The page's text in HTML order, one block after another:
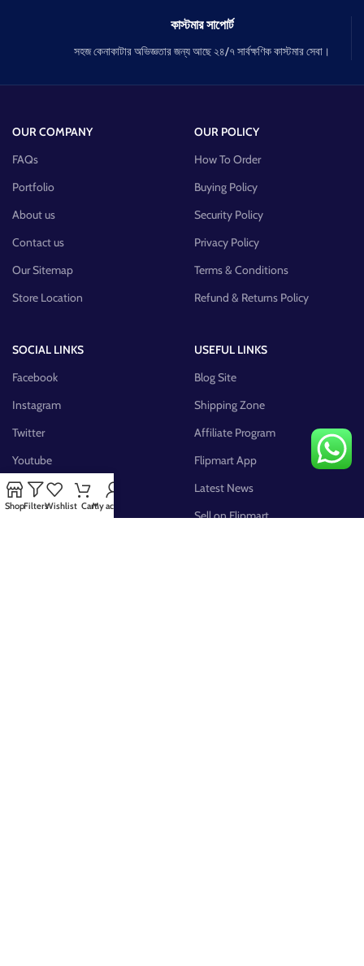
কাস্টমার সাপোর্ট
সহজ কেনাকাটার অভিজ্ঞতার জন্য আছে ২৪/৭ সার্বক্ষণিক কাস্টমার সেবা।
OUR COMPANY
FAQs
Portfolio
About us
Contact us
Our Sitemap
Store Location
OUR POLICY
How To Order
Buying Policy
Security Policy
Privacy Policy
Terms & Conditions
Refund & Returns Policy
SOCIAL LINKS
Facebook
Instagram
Twitter
Youtube
Pinterest
FB Group
USEFUL LINKS
Blog Site
Shipping Zone
Affiliate Program
Flipmart App
Latest News
Sell on Flipmart
ShopFiltersWishlist CartMy account